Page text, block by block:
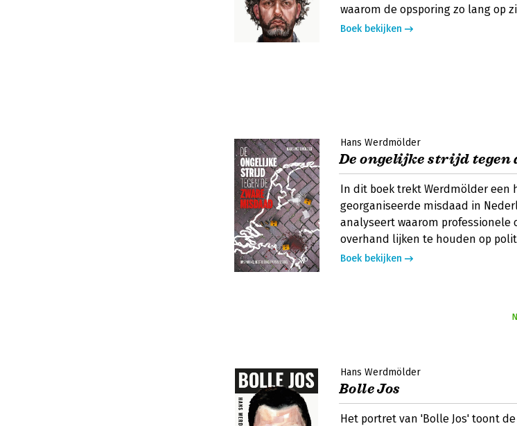
waarom de opsporing zo lang op
Boek bekijken
Hans Werdmölder
De ongelijke strijd tegen
In dit boek trekt Werdmölder een
georganiseerde misdaad in
analyseert waarom professionele
overhand lijken te houden op
Boek bekijken
Hans Werdmölder
Bolle Jos
Het portret van 'Bolle Jos' toont